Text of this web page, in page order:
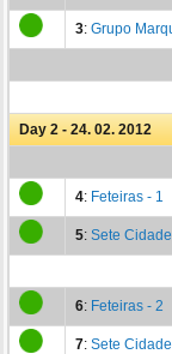
3: Grupo
Day 2 - 24. 02. 2012
4: Feteiras - 1
5: Sete
6: Feteiras - 2
7: Sete